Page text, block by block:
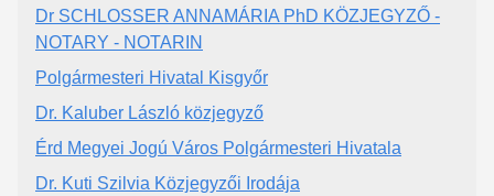
Dr SCHLOSSER ANNAMÁRIA PhD KÖZJEGYZŐ -
NOTARY - NOTARIN
Polgármesteri Hivatal Kisgyőr
Dr. Kaluber László közjegyző
Érd Megyei Jogú Város Polgármesteri Hivatala
Dr. Kuti Szilvia Közjegyzői Irodája